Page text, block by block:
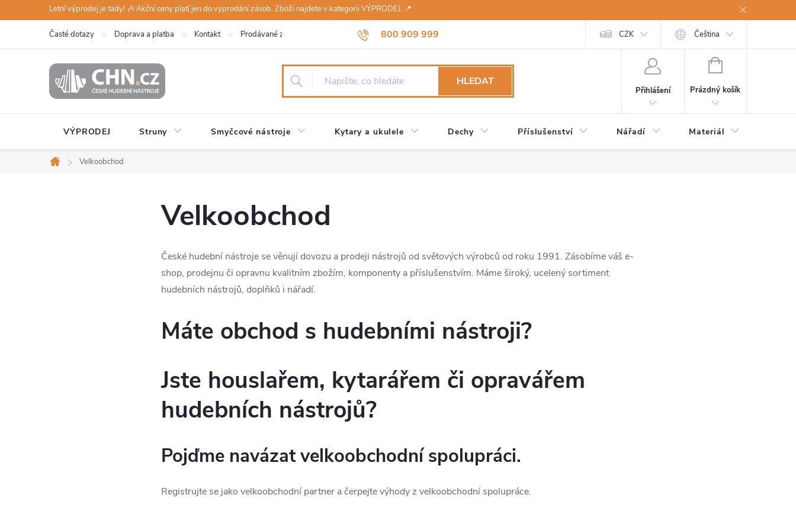
na
Letní výprodej je tady! 🎶 Akční ceny platí jen do vyprodání zásob. Zboží najdete v kategorii VÝPRODEJ. 📍
800 909 999
Časté dotazy Doprava a platba Kontakt Prodávané značky Návody a údržba Reklamace Odstoupení od kupní smlouvy
CZK Čeština
HLEDAT
Přihlášení
NÁKUPNÍ
Prázdný košík
VÝPRODEJ Struny Smyčcové nástroje Kytary a ukulele Dechy Příslušenství Nářadí Materiál
Domů
Velkoobchod
Velkoobchod
České hudební nástroje se věnují dovozu a prodeji nástrojů od světových výrobců od roku 1991. Zásobíme váš e-
shop, prodejnu či opravnu kvalitním zbožím, komponenty a příslušenstvím. Máme široký, ucelený sortiment
hudebních nástrojů, doplňků i nářadí.
Máte obchod s hudebními nástroji?
Jste houslařem, kytarářem či opravářem
hudebních nástrojů?
Pojďme navázat velkoobchodní spolupráci.
Registrujte se jako velkoobchodní partner a čerpejte výhody z velkoobchodní spolupráce.